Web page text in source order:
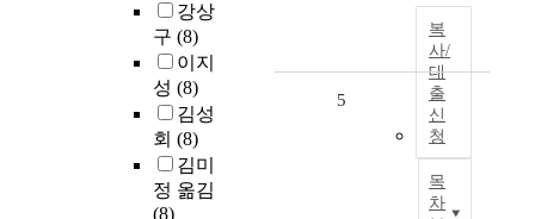
강상
구 (8)
이지
성 (8)
김성
회 (8)
김미
정 옮김
(8)
복
사/
대
출
신
청
목
차
5